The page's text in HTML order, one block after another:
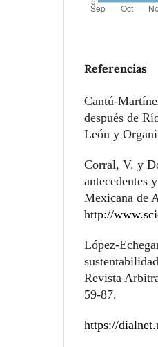
Referencias
Cantú-
después de
León y
Corral, V. y
antecedentes
Mexicana de
http://
López-
Revista
59-87.
https://